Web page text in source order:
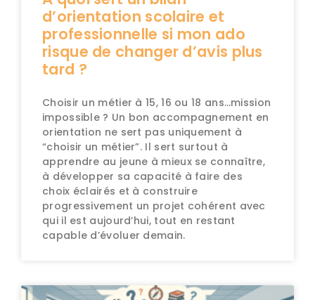
d’orientation scolaire et
professionnelle si mon ado
risque de changer d’avis plus
tard ?
Choisir un métier à 15, 16 ou 18 ans…mission
impossible ? Un bon accompagnement en
orientation ne sert pas uniquement à
“choisir un métier”. Il sert surtout à
apprendre au jeune à mieux se connaître,
à développer sa capacité à faire des
choix éclairés et à construire
progressivement un projet cohérent avec
qui il est aujourd’hui, tout en restant
capable d’évoluer demain.